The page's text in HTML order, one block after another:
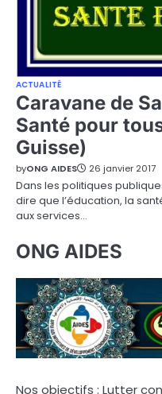
ACTUALITÉ
Caravane de
Santé pour
Guisse)
byONG AIDES 26 janvier 2017
Dans les politiques
dire que l’éducation, la
aux services…
ONG AIDES
Nos objectifs : Lutter